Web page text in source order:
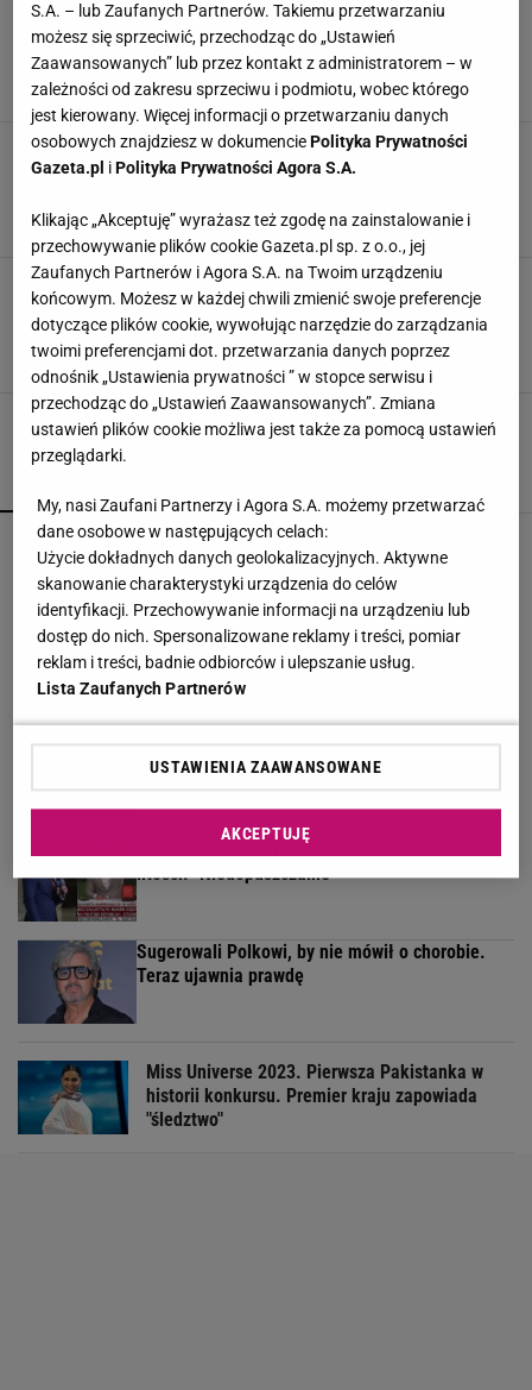
Miss Universe 2023. Pierwsza Pakistanka w
historii konkursu. Premier kraju zapowiada
"śledztwo"
Wojciech Zając,20 LISTOPADA 2023, 09:17
Rodzina ofiar Titana w poruszającym
wywiadzie. To wtedy straciły nadzieję. "Ciągle
Karolina Sobocińska,26 CZERWCA 2023, 11:30
28-letnia modelka zginęła w katastrofie
lotniczej. Teraz jest celem okrutnych ataków w
internecie
BO, 27 MAJA 2020, 10:58
Księżniczka musi iść do wojska. Tyle czasu
spędzi w armii
Żona porzuciła go dla młodszego. Jacek Łągwa
błagał, żeby wróciła
W FACTORY Annopol powstał kort do padla.
Outletowi klienci zagrają za darmo
MATERIAŁ PROMOCYJNY
Kłeczek "odpiął wrotki". Ziemiec grzmi bez
litości. "Niedopuszczalne"
Sugerowali Polkowi, by nie mówił o chorobie.
Teraz ujawnia prawdę
Miss Universe 2023. Pierwsza Pakistanka w
historii konkursu. Premier kraju zapowiada
"śledztwo"
S.A. – lub Zaufanych Partnerów. Takiemu przetwarzaniu
możesz się sprzeciwić, przechodząc do „Ustawień
Zaawansowanych” lub przez kontakt z administratorem – w
zależności od zakresu sprzeciwu i podmiotu, wobec którego
jest kierowany. Więcej informacji o przetwarzaniu danych
osobowych znajdziesz w dokumenciePolityka Prywatności
Gazeta.pl iPolityka Prywatności Agora S.A.
Klikając „Akceptuję” wyrażasz też zgodę na zainstalowanie i
przechowywanie plików cookie Gazeta.pl sp. z o.o., jej
Zaufanych Partnerów i Agora S.A. na Twoim urządzeniu
końcowym. Możesz w każdej chwili zmienić swoje preferencje
dotyczące plików cookie, wywołując narzędzie do zarządzania
twoimi preferencjami dot. przetwarzania danych poprzez
odnośnik „Ustawienia prywatności ” w stopce serwisu i
przechodząc do „Ustawień Zaawansowanych”. Zmiana
ustawień plików cookie możliwa jest także za pomocą ustawień
przeglądarki.
My, nasi Zaufani Partnerzy i Agora S.A. możemy przetwarzać
dane osobowe w następujących celach:
Użycie dokładnych danych geolokalizacyjnych. Aktywne
skanowanie charakterystyki urządzenia do celów
identyfikacji. Przechowywanie informacji na urządzeniu lub
dostęp do nich. Spersonalizowane reklamy i treści, pomiar
reklam i treści, badnie odbiorców i ulepszanie usług.
Lista Zaufanych Partnerów
USTAWIENIA ZAAWANSOWANE
AKCEPTUJĘ